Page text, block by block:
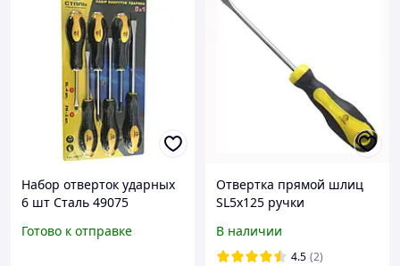
Набор отверток ударных
6 шт Сталь 49075
Готово к отправке
Отвертка прямой шлиц
SL5x125 ручки
49109
В наличии
4.5 (2)